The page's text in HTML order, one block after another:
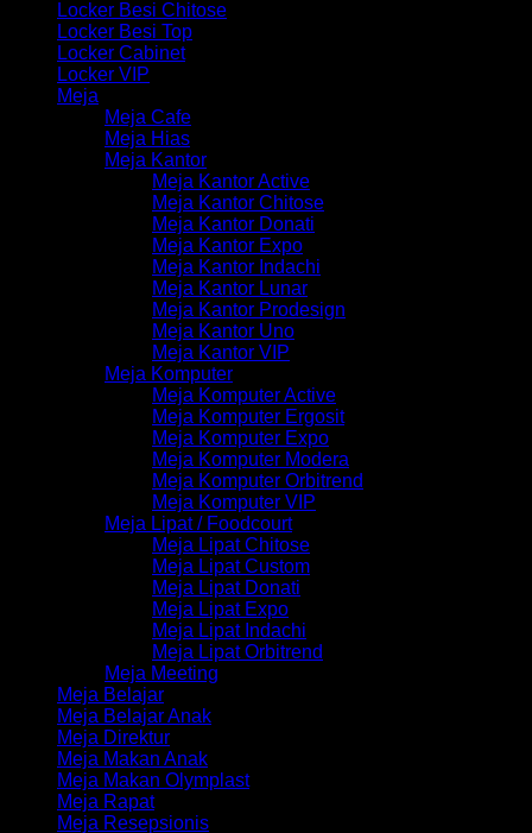
Locker Besi Chitose
Locker Besi Top
Locker Cabinet
Locker VIP
Meja
Meja Cafe
Meja Hias
Meja Kantor
Meja Kantor Active
Meja Kantor Chitose
Meja Kantor Donati
Meja Kantor Expo
Meja Kantor Indachi
Meja Kantor Lunar
Meja Kantor Prodesign
Meja Kantor Uno
Meja Kantor VIP
Meja Komputer
Meja Komputer Active
Meja Komputer Ergosit
Meja Komputer Expo
Meja Komputer Modera
Meja Komputer Orbitrend
Meja Komputer VIP
Meja Lipat / Foodcourt
Meja Lipat Chitose
Meja Lipat Custom
Meja Lipat Donati
Meja Lipat Expo
Meja Lipat Indachi
Meja Lipat Orbitrend
Meja Meeting
Meja Belajar
Meja Belajar Anak
Meja Direktur
Meja Makan Anak
Meja Makan Olymplast
Meja Rapat
Meja Resepsionis